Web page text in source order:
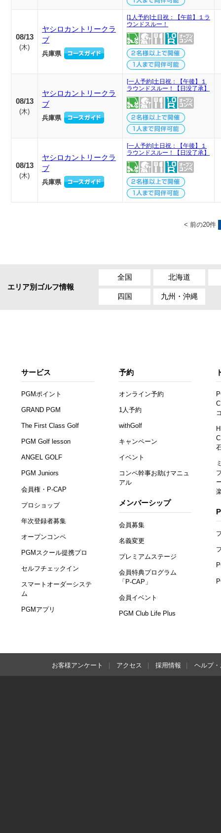
08/13
(木)
ヤシロカントリークラ
ブ
兵庫県
[1人予約]土日祝：【午前】１ラ
ウンドスルー！
08/13
(木)
ヤシロカントリークラ
ブ
兵庫県
[一人予約]土日祝：【午後】１
ラウンドスルー！【日没了承】
08/13
(木)
ヤシロカントリークラ
ブ
兵庫県
[一人予約]土日祝：【午後】１
ラウンドスルー！【日没了承】
< 前の20件
エリア別ゴルフ情報
全国 北海道
四国 九州・沖縄
サービス
PGMポイント
GRAND PGM
The First Class Golf
PGM Golf lesson
ANGEL GOLF
PGM Juniors
会員権・P-CAP
プロショップ
年次登録者募集
オープンコンペ
PGMスクール提携プロ
セルフチェックイン
スマートオーダーシステ
ム
PGMアプリ
予約
オンライン予約
1人予約
withGolf
キャンペーン
イベント
コンペ幹事お助けマニュ
アル
メンバーシップ
会員募集
名義変更
プレミアムステージ
会員特典プログラム
「P-CAP」
会員イベント
PGM Club Life Plus
お客様アンケート アクセス 採用情報 ヘルプ